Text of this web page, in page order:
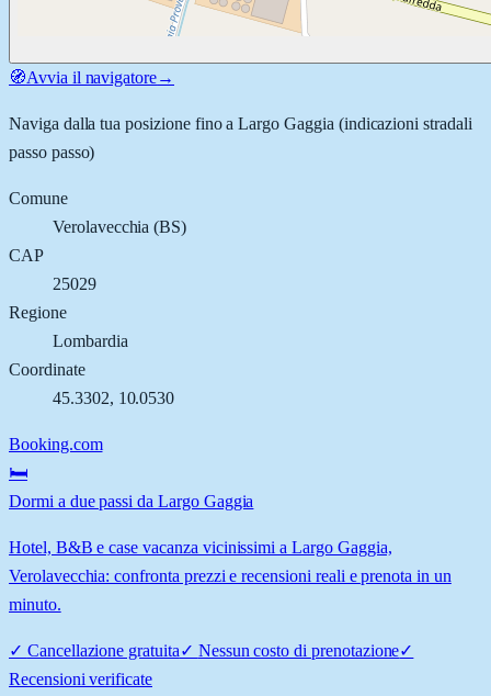
🧭Avvia il navigatore→
Naviga dalla tua posizione fino aLargo Gaggia (indicazioni stradali
passo passo)
Comune
Verolavecchia (BS)
CAP
25029
Regione
Lombardia
Coordinate
45.3302, 10.0530
Booking.com
🛏️
Dormi a due passi da Largo Gaggia
Hotel, B&B e case vacanza vicinissimi a Largo Gaggia,
Verolavecchia: confronta prezzi e recensioni reali e prenota in un
minuto.
✓ Cancellazione gratuita✓ Nessun costo di prenotazione✓
Recensioni verificate